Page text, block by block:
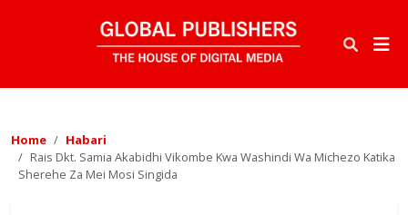
Home
Habari
Rais Dkt. Samia Akabidhi Vikombe Kwa Washindi Wa Michezo Katika
Sherehe Za Mei Mosi Singida